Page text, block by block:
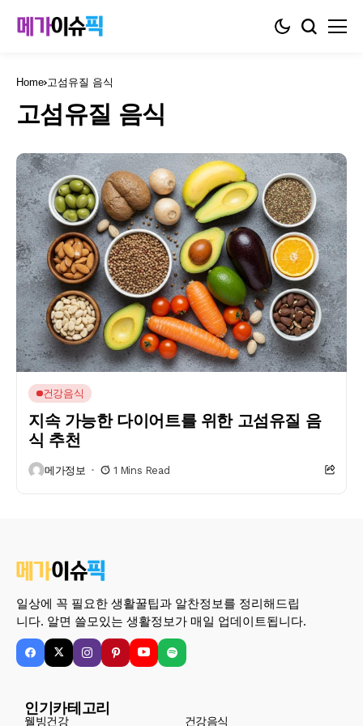
Home 고섬유질 음식
고섬유질 음식
건강음식
지속 가능한 다이어트를 위한 고섬유질 음
식 추천
메가정보 1 Mins Read
일상에 꼭 필요한 생활꿀팁과 알찬정보를 정리해드립
니다. 알면 쓸모있는 생활정보가 매일 업데이트됩니다.
인기카테고리
웰빙건강 건강음식